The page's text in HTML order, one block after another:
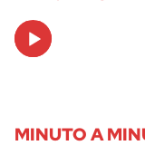
Audio
Player
MINUTO A